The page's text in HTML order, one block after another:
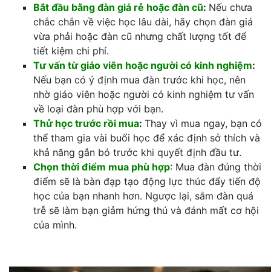
Bắt đầu bằng đàn giá rẻ hoặc đàn cũ: Nếu chưa
chắc chắn về việc học lâu dài, hãy chọn đàn giá
vừa phải hoặc đàn cũ nhưng chất lượng tốt để
tiết kiệm chi phí.
Tư vấn từ giáo viên hoặc người có kinh nghiệm:
Nếu bạn có ý định mua đàn trước khi học, nên
nhờ giáo viên hoặc người có kinh nghiệm tư vấn
về loại đàn phù hợp với bạn.
Thử học trước rồi mua: Thay vì mua ngay, bạn có
thể tham gia vài buổi học để xác định sở thích và
khả năng gắn bó trước khi quyết định đầu tư.
Chọn thời điểm mua phù hợp: Mua đàn đúng thời
điểm sẽ là bàn đạp tạo động lực thúc đẩy tiến độ
học của bạn nhanh hơn. Ngược lại, sắm đàn quá
trễ sẽ làm bạn giảm hứng thú và đánh mất cơ hội
của mình.